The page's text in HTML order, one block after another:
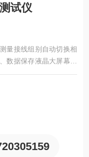
试仪
量接线组别自动切换相
数据保存液晶大屏幕，